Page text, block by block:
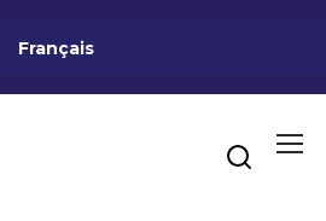
Français